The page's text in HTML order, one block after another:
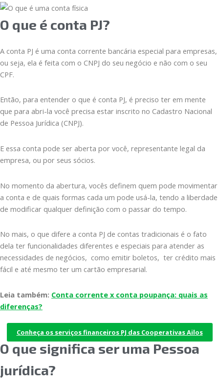
O que é conta PJ?
A conta PJ é uma conta corrente bancária especial para empresas,
ou seja, ela é feita com o CNPJ do seu negócio e não com o seu
CPF.
Então, para entender o que é conta PJ, é preciso ter em mente
que para abri-la você precisa estar inscrito no Cadastro Nacional
de Pessoa Jurídica (CNPJ).
E essa conta pode ser aberta por você, representante legal da
empresa, ou por seus sócios.
No momento da abertura, vocês definem quem pode movimentar
a conta e de quais formas cada um pode usá-la, tendo a liberdade
de modificar qualquer definição com o passar do tempo.
No mais, o que difere a conta PJ de contas tradicionais é o fato
dela ter funcionalidades diferentes e especiais para atender as
necessidades de negócios, como emitir boletos, ter crédito mais
fácil e até mesmo ter um cartão empresarial.
Leia também: Conta corrente x conta poupança: quais as
diferenças?
Conheça os serviços financeiros PJ das Cooperativas Ailos
O que significa ser uma Pessoa
jurídica?